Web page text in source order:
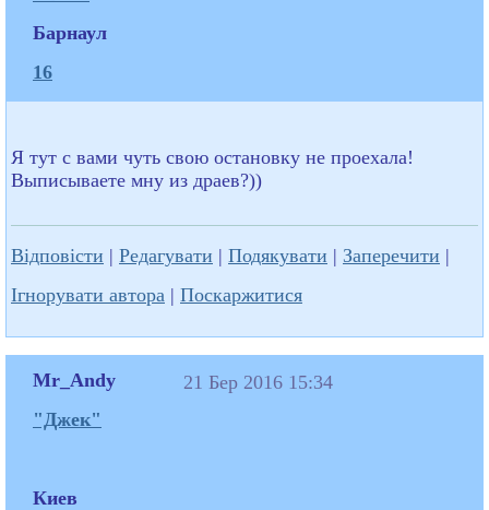
Барнаул
16
Я тут с вами чуть свою остановку не проехала!
Выписываете мну из драев?))
Відповісти | Редагувати | Подякувати | Заперечити |
Ігнорувати автора | Поскаржитися
Mr_Andy
"Джек"
Киев
21 Бер 2016 15:34